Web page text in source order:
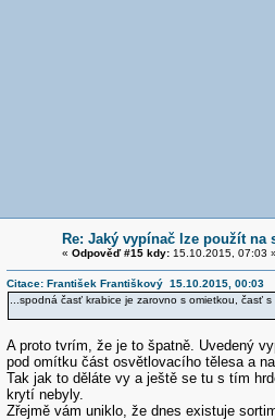
Re: Jaký vypínač lze použít na
« Odpověď #15 kdy:15.10.2015, 07:03
Citace: František Františkový 15.10.2015, 00:03
...spodná časť krabice je zarovno s omietkou, časť
A proto tvrím, že je to špatně. Uvedený
pod omítku část osvětlovacího tělesa a
Tak jak to děláte vy a ještě se tu s tím
krytí nebyly.
Zřejmě vám uniklo, že dnes existuje